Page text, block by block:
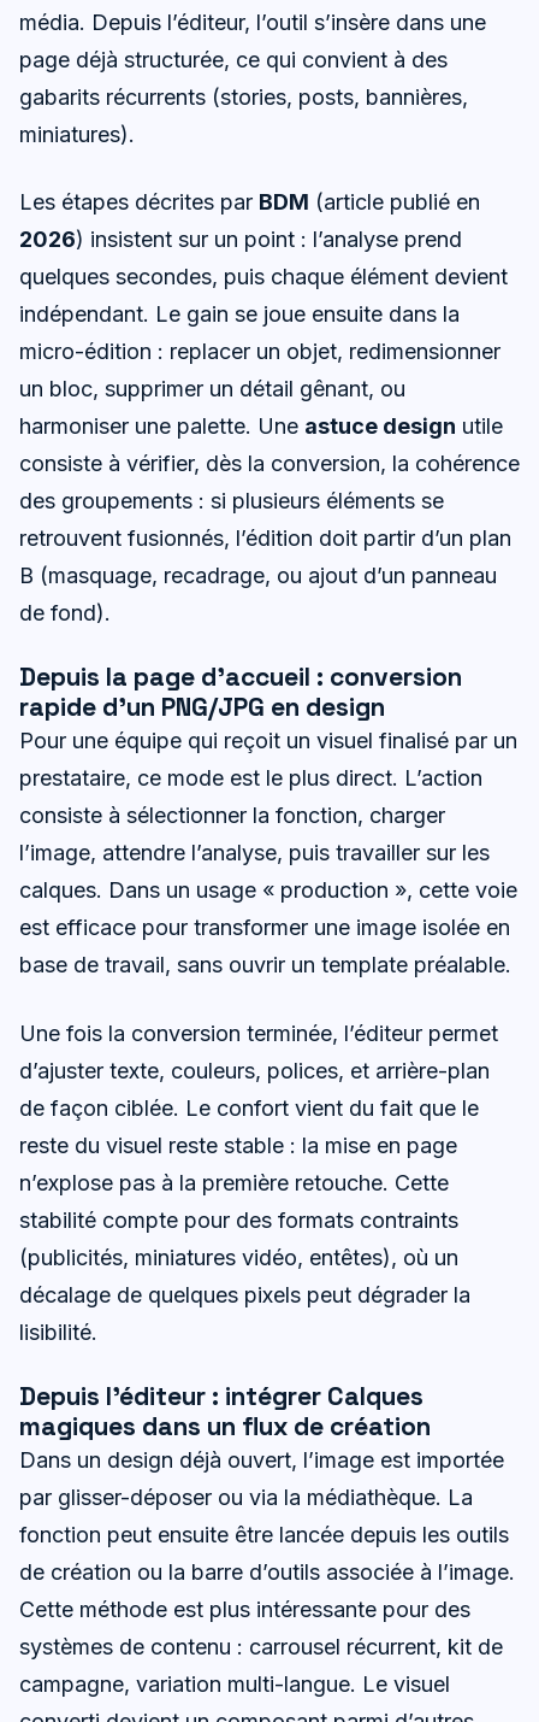
média. Depuis l’éditeur, l’outil s’insère dans une
page déjà structurée, ce qui convient à des
gabarits récurrents (stories, posts, bannières,
miniatures).
Les étapes décrites par BDM (article publié en
2026) insistent sur un point : l’analyse prend
quelques secondes, puis chaque élément devient
indépendant. Le gain se joue ensuite dans la
micro-édition : replacer un objet, redimensionner
un bloc, supprimer un détail gênant, ou
harmoniser une palette. Une astuce design utile
consiste à vérifier, dès la conversion, la cohérence
des groupements : si plusieurs éléments se
retrouvent fusionnés, l’édition doit partir d’un plan
B (masquage, recadrage, ou ajout d’un panneau
de fond).
Depuis la page d’accueil : conversion
rapide d’un PNG/JPG en design
Pour une équipe qui reçoit un visuel finalisé par un
prestataire, ce mode est le plus direct. L’action
consiste à sélectionner la fonction, charger
l’image, attendre l’analyse, puis travailler sur les
calques. Dans un usage « production », cette voie
est efficace pour transformer une image isolée en
base de travail, sans ouvrir un template préalable.
Une fois la conversion terminée, l’éditeur permet
d’ajuster texte, couleurs, polices, et arrière-plan
de façon ciblée. Le confort vient du fait que le
reste du visuel reste stable : la mise en page
n’explose pas à la première retouche. Cette
stabilité compte pour des formats contraints
(publicités, miniatures vidéo, entêtes), où un
décalage de quelques pixels peut dégrader la
lisibilité.
Depuis l’éditeur : intégrer Calques
magiques dans un flux de création
Dans un design déjà ouvert, l’image est importée
par glisser-déposer ou via la médiathèque. La
fonction peut ensuite être lancée depuis les outils
de création ou la barre d’outils associée à l’image.
Cette méthode est plus intéressante pour des
systèmes de contenu : carrousel récurrent, kit de
campagne, variation multi-langue. Le visuel